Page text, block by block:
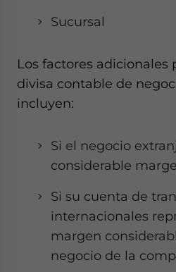
Sucursal
Los factores adicionales
divisa contable de
incluyen:
Si el negocio
considerable
Si su cuenta de
internacionales
margen
negocio de la